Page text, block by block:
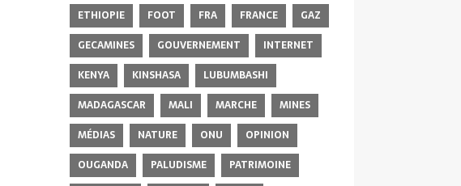
ETHIOPIE
FOOT FRA FRANCE
GAZ
GECAMINES
GOUVERNEMENT
INTERNET
KENYA
KINSHASA
LUBUMBASHI
MADAGASCAR
MALI MARCHE
MINES
MÉDIAS
NATURE ONU
OPINION
OUGANDA
PALUDISME PATRIMOINE